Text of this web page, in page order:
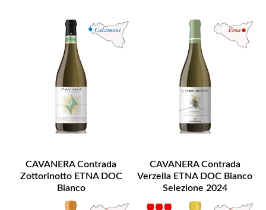
CAVANERA Contrada
Zottorinotto ETNA DOC
Bianco
CAVANERA Contrada
Verzella ETNA DOC Bianco
Selezione 2024